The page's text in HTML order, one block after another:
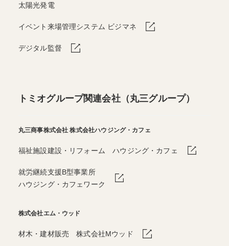
太陽光発電
イベント来場管理システム ビジマネ
デジタル監督
トミオグループ関連会社（丸三グループ）
丸三商事株式会社 株式会社ハウジング・カフェ
福祉施設建設・リフォーム ハウジング・カフェ
就労継続支援B型事業所
ハウジング・カフェワーク
株式会社エム・ウッド
材木・建材販売 株式会社Mウッド